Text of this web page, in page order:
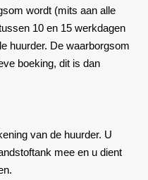
wordt (mits aan alle
10 en 15 werkdagen
huurder. De waarborgsom
boeking, dit is dan
van de huurder. U
mee en u dient